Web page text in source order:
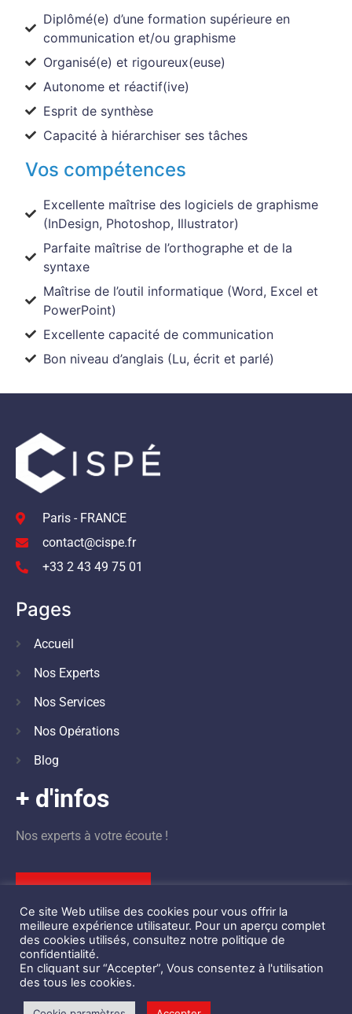
Diplômé(e) d’une formation supérieure en
communication et/ou graphisme
Organisé(e) et rigoureux(euse)
Autonome et réactif(ive)
Esprit de synthèse
Capacité à hiérarchiser ses tâches
Vos compétences
Excellente maîtrise des logiciels de graphisme
(InDesign, Photoshop, Illustrator)
Parfaite maîtrise de l’orthographe et de la
syntaxe
Maîtrise de l’outil informatique (Word, Excel et
PowerPoint)
Excellente capacité de communication
Bon niveau d’anglais (Lu, écrit et parlé)
Paris - FRANCE
contact@cispe.fr
+33 2 43 49 75 01
Pages
Accueil
Nos Experts
Nos Services
Nos Opérations
Blog
+ d'infos
Nos experts à votre écoute !
Design bySTBK ©
Centre d’Ingénierie de la Sécurité Privée des Événements © 2021 –
Ce site Web utilise des cookies pour vous offrir la
meilleure expérience utilisateur. Pour un aperçu complet
des cookies utilisés, consultez notre politique de
confidentialité.
En cliquant sur “Accepter”, Vous consentez à l'utilisation
des tous les cookies.